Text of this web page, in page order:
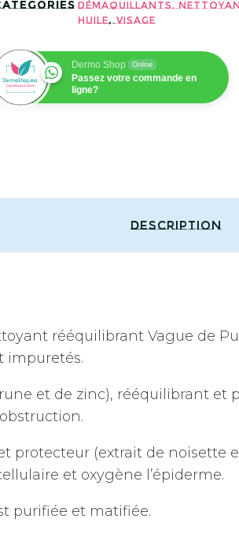
Démaquillants,
Huile,Visage
Dermo Shop Online
Passez votre commande en
ligne?
Description
rééquilibrant Vague de
impuretés.
et de zinc), rééquilibrant et
protecteur (extrait de noisette
et oxygène l’épiderme.
purifiée et matifiée.